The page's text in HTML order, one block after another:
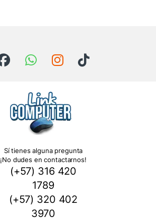
Sí tienes alguna pregunta
¡No dudes en contactarnos!
(+57) 316 420
1789
(+57) 320 402
3970